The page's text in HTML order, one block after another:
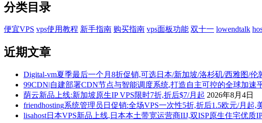
分类目录
便宜VPS vps使用教程 新手指南 购买指南 vps面板功能 双十一 lowendtalk
近期文章
Digital-vm夏季最后一个月8折促销,可选日本/新加坡/洛杉矶/西雅图/伦
99CDN|自建部署CDN节点与智能调度系统,打造自主可控的全球加速
荫云新品上线:新加坡原生IP VPS限时7折,折后$7/月起 2026年8月4日
friendhosting系统管理员日促销:全场VPS一次性5折,折后1.5欧元/月起,
lisahost日本VPS新品上线,日本本土带宽运营商IIJ,双ISP原生住宅优质IP